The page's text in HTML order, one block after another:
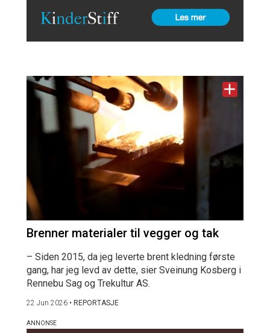
Brenner materialer til vegger og tak
– Siden 2015, da jeg leverte brent kledning første
gang, har jeg levd av dette, sier Sveinung Kosberg i
Rennebu Sag og Trekultur AS.
22 Jun 2026 • REPORTASJE